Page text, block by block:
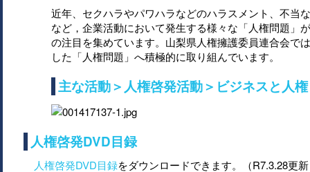
近年、セクハラやパワハラなどのハラスメント、不当
など，企業活動において発生する様々な「人権問題」
の注目を集めています。山梨県人権擁護委員連合会で
した「人権問題」へ積極的に取り組んでいます。
主な活動＞人権啓発活動＞ビジネスと人権
人権啓発DVD目録
人権啓発DVD目録をダウンロードできます。（R7.3.28更